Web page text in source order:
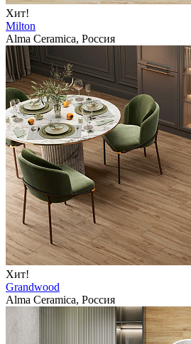
Хит!
Milton
Alma Ceramica, Россия
Хит!
Grandwood
Alma Ceramica, Россия